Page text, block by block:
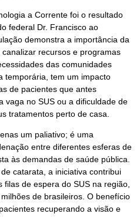
a Corrente foi o resultado
federal Dr. Francisco ao
demonstra a importância da
recursos e programas
das comunidades
temporária, tem um impacto
de pacientes que antes
vaga no SUS ou a dificuldade de
tratamentos perto de casa.
um paliativo; é uma
entre diferentes esferas de
às demandas de saúde pública.
catarata, a iniciativa contribui
de espera do SUS na região,
de brasileiros. O benefício
recuperando a visão e